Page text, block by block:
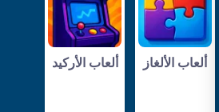
ألعاب الألغاز ألعاب الأركيد